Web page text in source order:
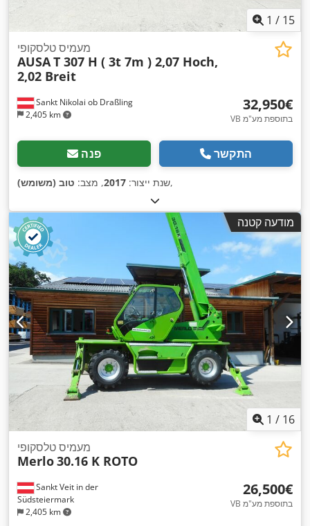
1 / 15
Sankt Nikolai ob Draßling
2,405 km
מעמיס טלסקופי
AUSAT 307 H ( 3t 7m ) 2,07 Hoch,
2,02 Breit
‏32,950 ‏€
VB בתוספת מע"מ
פנה התקשר
שנת ייצור: 2017, מצב: טוב (משומש) ,
מודעה קטנה
1 / 16
Sankt Veit in der
Südsteiermark
2,405 km
מעמיס טלסקופי
Merlo30.16 K ROTO
‏26,500 ‏€
VB בתוספת מע"מ